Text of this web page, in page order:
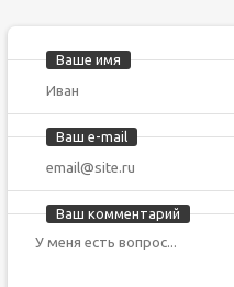
Ваше имя
Ваш e-mail
Ваш комментарий